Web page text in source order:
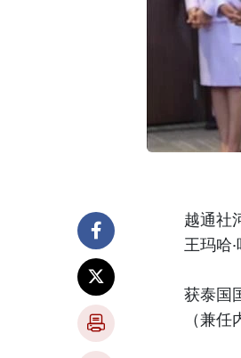
越通社
王玛哈
获泰国
（兼